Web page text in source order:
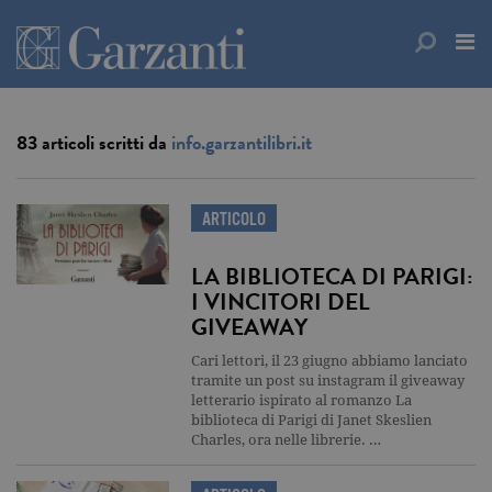
83 articoli scritti da info.garzantilibri.it
ARTICOLO
LA BIBLIOTECA DI PARIGI:
I VINCITORI DEL
GIVEAWAY
Cari lettori, il 23 giugno abbiamo lanciato
tramite un post su instagram il giveaway
letterario ispirato al romanzo La
biblioteca di Parigi di Janet Skeslien
Charles, ora nelle librerie. …